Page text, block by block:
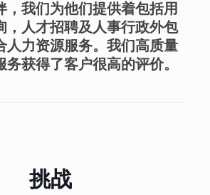
，我们为他们提供着包括用
，人才招聘及人事行政外包
人力资源服务。我们高质量
务获得了客户很高的评价。
挑战